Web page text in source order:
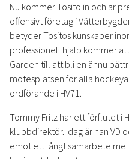
Nu kommer Tosito in och är
offensivt företag i
betyder Tositos kunskaper
professionell hjälp kommer
Garden till att bli en ännu
mötesplatsen för alla
ordförande i HV71.
Tommy Fritz har ett förflutet i
klubbdirektör. Idag är han VD
emot ett långt samarbete